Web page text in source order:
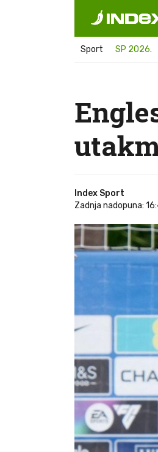
Sport SP 2026.
Index Sport
Zadnja nadopuna: